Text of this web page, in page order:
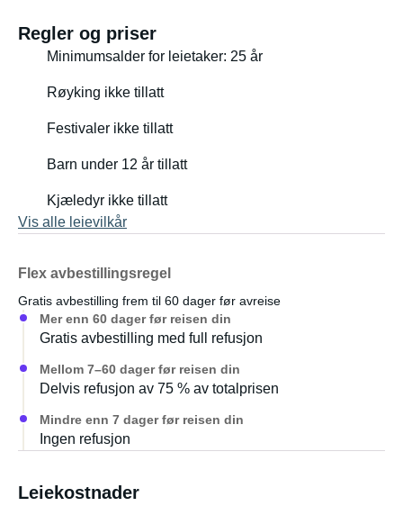
Regler og priser
Minimumsalder for leietaker: 25 år
Røyking ikke tillatt
Festivaler ikke tillatt
Barn under 12 år tillatt
Kjæledyr ikke tillatt
Vis alle leievilkår
Flex avbestillingsregel
Gratis avbestilling frem til 60 dager før avreise
Mer enn 60 dager før reisen din
Gratis avbestilling med full refusjon
Mellom 7–60 dager før reisen din
Delvis refusjon av 75 % av totalprisen
Mindre enn 7 dager før reisen din
Ingen refusjon
Leiekostnader